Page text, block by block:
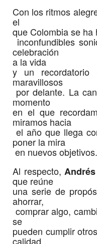
Con los ritmos
el
que Colombia se
inconfundibles
celebración
a la vida
y un recordatorio
maravillosos
por delante. La
momento
en el que
miramos hacia
el año que llega
poner la mira
en nuevos objetivos.
Al respecto,
que reúne
una serie de
ahorrar,
comprar algo,
se
pueden cumplir
calidad